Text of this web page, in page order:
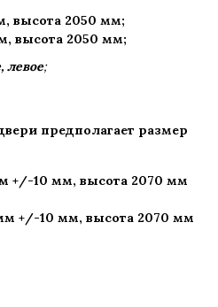
, высота 2050 мм;
высота 2050 мм;
левое;
предполагает размер
+/-10 мм, высота 2070 мм
+/-10 мм, высота 2070 мм